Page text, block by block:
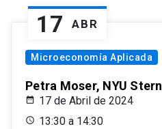
17 ABR
Microeconomía Aplicada
Petra Moser, NYU Stern
17 de Abril de 2024
13:30 a 14:30